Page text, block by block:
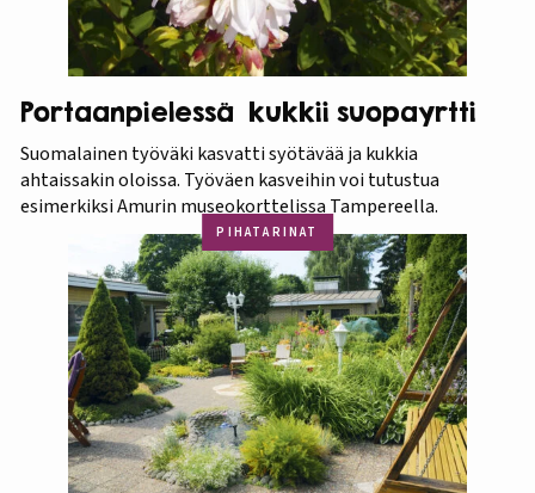
Portaanpielessä kukkii suopayrtti
Suomalainen työväki kasvatti syötävää ja kukkia
ahtaissakin oloissa. Työväen kasveihin voi tutustua
esimerkiksi Amurin museokorttelissa Tampereella.
PIHATARINAT